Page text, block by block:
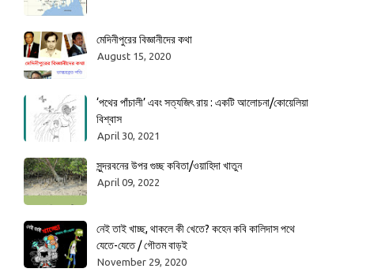
মেদিনীপুরের বিজ্ঞানীদের কথা
August 15, 2020
‘পথের পাঁচালী’ এবং সত্যজিৎ রায় : একটি আলোচনা/কোয়েলিয়া
বিশ্বাস
April 30, 2021
সুন্দরবনের উপর গুচ্ছ কবিতা/ওয়াহিদা খাতুন
April 09, 2022
নেই তাই খাচ্ছ, থাকলে কী খেতে? কহেন কবি কালিদাস পথে
যেতে-যেতে / গৌতম বাড়ই
November 29, 2020